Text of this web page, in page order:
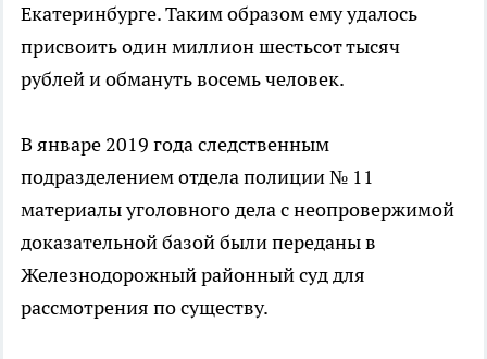
Екатеринбурге. Таким образом ему удалось
присвоить один миллион шестьсот тысяч
рублей и обмануть восемь человек.
В январе 2019 года следственным
подразделением отдела полиции № 11
материалы уголовного дела с неопровержимой
доказательной базой были переданы в
Железнодорожный районный суд для
рассмотрения по существу.